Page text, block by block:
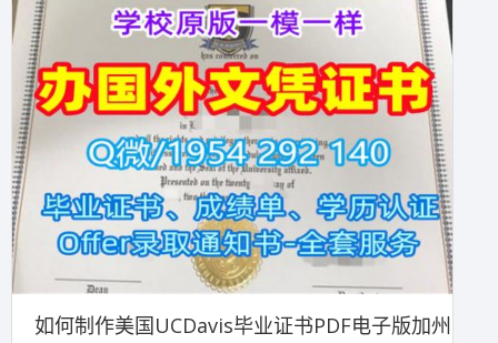
如何制作美国UCDavis毕业证书PDF电子版加州